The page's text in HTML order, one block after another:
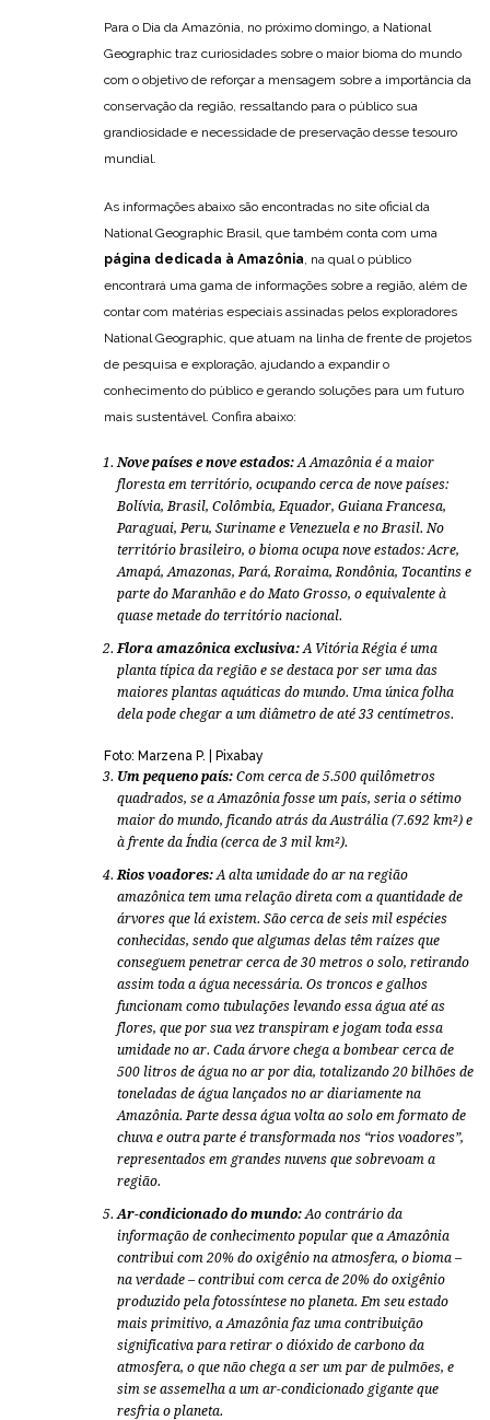
Para o Dia da Amazônia, no próximo domingo, a National
Geographic traz curiosidades sobre o maior bioma do mundo
com o objetivo de reforçar a mensagem sobre a importância da
conservação da região, ressaltando para o público sua
grandiosidade e necessidade de preservação desse tesouro
mundial.
As informações abaixo são encontradas no site oficial da
National Geographic Brasil, que também conta com uma
página dedicada à Amazônia , na qual o público
encontrará uma gama de informações sobre a região, além de
contar com matérias especiais assinadas pelos exploradores
National Geographic, que atuam na linha de frente de projetos
de pesquisa e exploração, ajudando a expandir o
conhecimento do público e gerando soluções para um futuro
mais sustentável. Confira abaixo:
Nove países e nove estados: A Amazônia é a maior
floresta em território, ocupando cerca de nove países:
Bolívia, Brasil, Colômbia, Equador, Guiana Francesa,
Paraguai, Peru, Suriname e Venezuela e no Brasil. No
território brasileiro, o bioma ocupa nove estados: Acre,
Amapá, Amazonas, Pará, Roraima, Rondônia, Tocantins e
parte do Maranhão e do Mato Grosso, o equivalente à
quase metade do território nacional.
Flora amazônica exclusiva: A Vitória Régia é uma
planta típica da região e se destaca por ser uma das
maiores plantas aquáticas do mundo. Uma única folha
dela pode chegar a um diâmetro de até 33 centímetros.
Foto: Marzena P. | Pixabay
Um pequeno país: Com cerca de 5.500 quilômetros
quadrados, se a Amazônia fosse um país, seria o sétimo
maior do mundo, ficando atrás da Austrália (7.692 km²) e
à frente da Índia (cerca de 3 mil km²).
Rios voadores: A alta umidade do ar na região
amazônica tem uma relação direta com a quantidade de
árvores que lá existem. São cerca de seis mil espécies
conhecidas, sendo que algumas delas têm raízes que
conseguem penetrar cerca de 30 metros o solo, retirando
assim toda a água necessária. Os troncos e galhos
funcionam como tubulações levando essa água até as
flores, que por sua vez transpiram e jogam toda essa
umidade no ar. Cada árvore chega a bombear cerca de
500 litros de água no ar por dia, totalizando 20 bilhões de
toneladas de água lançados no ar diariamente na
Amazônia. Parte dessa água volta ao solo em formato de
chuva e outra parte é transformada nos “rios voadores”,
representados em grandes nuvens que sobrevoam a
região.
Ar-condicionado do mundo: Ao contrário da
informação de conhecimento popular que a Amazônia
contribui com 20% do oxigênio na atmosfera, o bioma –
na verdade – contribui com cerca de 20% do oxigênio
produzido pela fotossíntese no planeta. Em seu estado
mais primitivo, a Amazônia faz uma contribuição
significativa para retirar o dióxido de carbono da
atmosfera, o que não chega a ser um par de pulmões, e
sim se assemelha a um ar-condicionado gigante que
resfria o planeta.